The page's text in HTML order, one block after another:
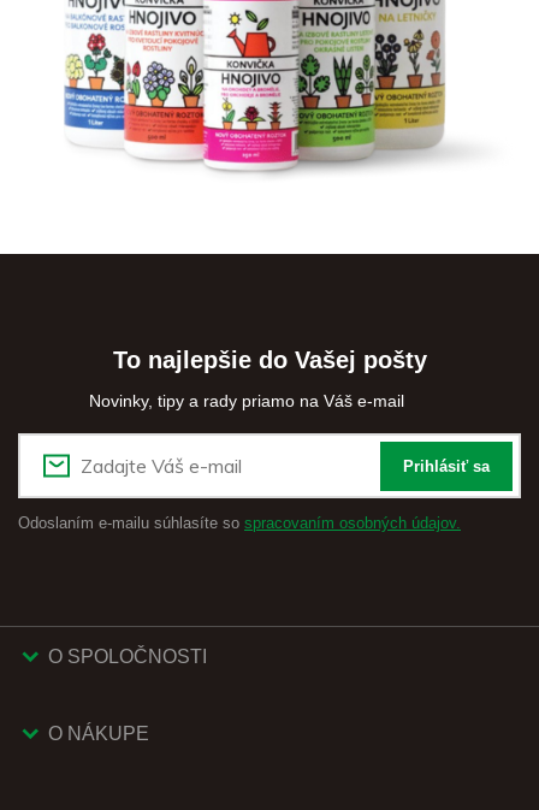
To najlepšie do Vašej pošty
Novinky, tipy a rady priamo na Váš e-mail
Prihlásiť sa
Odoslaním e-mailu súhlasíte so spracovaním osobných údajov.
O SPOLOČNOSTI
O NÁKUPE